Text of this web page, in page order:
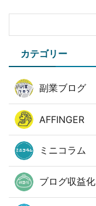
カテゴリー
副業ブログ
AFFINGER
ミニコラム
ブログ収益化